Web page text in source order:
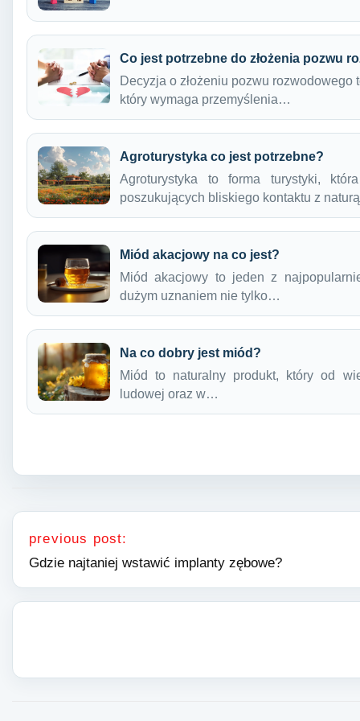
Co jest potrzebne do złożenia pozwu
Decyzja o złożeniu pozwu
który wymaga przemyślenia…
Agroturystyka co jest potrzebne?
Agroturystyka to forma turystyki,
poszukujących bliskiego kontaktu z
Miód akacjowy na co jest?
Miód akacjowy to jeden z
dużym uznaniem nie tylko…
Na co dobry jest miód?
Miód to naturalny produkt, który od
ludowej oraz w…
Nawigacja wpisu
previous post:
Gdzie najtaniej wstawić implanty zębowe?